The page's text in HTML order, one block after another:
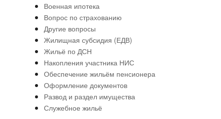
Военная ипотека
Вопрос по страхованию
Другие вопросы
Жилищная субсидия (ЕДВ)
Жильё по ДСН
Накопления участника НИС
Обеспечение жильём пенсионера
Оформление документов
Развод и раздел имущества
Служебное жильё